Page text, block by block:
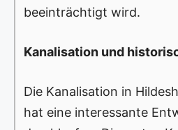
beeinträchtigt wird.
Kanalisation und
Die Kanalisation in
hat eine interessante